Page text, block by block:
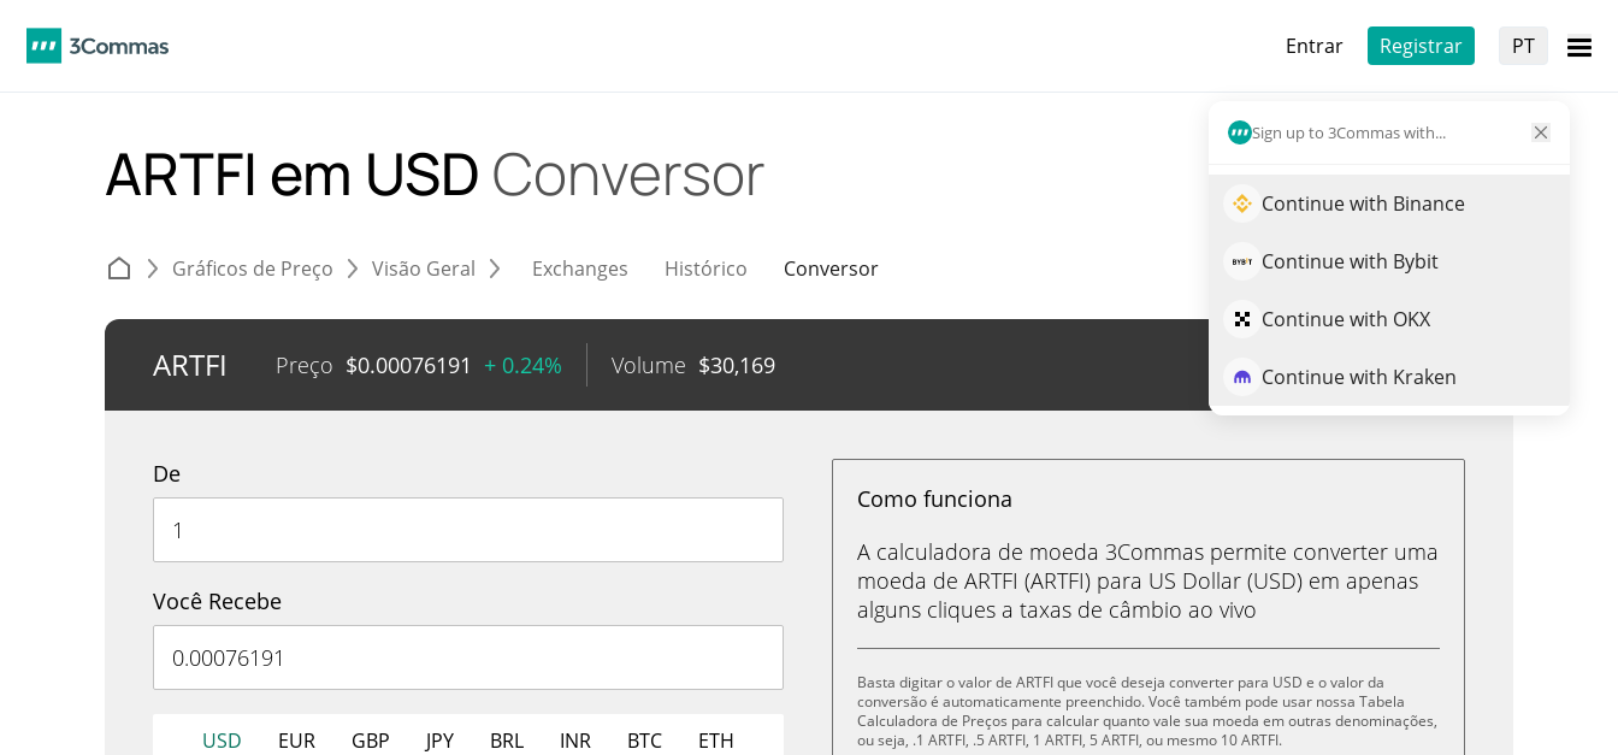
Entrar Registrar PT
Sign up to 3Commas with...
Continue with Binance
Continue with Bybit
Continue with OKX
Continue with Kraken
ARTFI em USD Conversor
Gráficos de Preço Visão Geral Exchanges Histórico Conversor
ARTFI Preço $0.00076191 + 0.24% Volume $30,169 Trade de ARTFI
De
Você Recebe
USD EUR GBP JPY BRL INR BTC ETH
Como funciona
A calculadora de moeda 3Commas permite converter uma
moeda de ARTFI (ARTFI) para US Dollar (USD) em apenas
alguns cliques a taxas de câmbio ao vivo
Basta digitar o valor de ARTFI que você deseja converter para USD e o valor da
conversão é automaticamente preenchido. Você também pode usar nossa Tabela
Calculadora de Preços para calcular quanto vale sua moeda em outras denominações,
ou seja, .1 ARTFI, .5 ARTFI, 1 ARTFI, 5 ARTFI, ou mesmo 10 ARTFI.